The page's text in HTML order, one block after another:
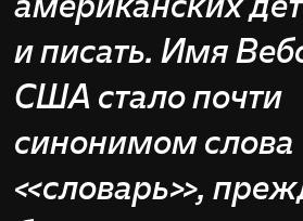
и писать. Имя
США стало почти
синонимом слова
«словарь»,